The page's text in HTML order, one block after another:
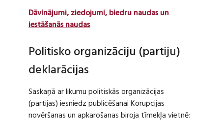
Dāvinājumi, ziedojumi, biedru naudas un
iestāšanās naudas
Politisko organizāciju (partiju)
deklarācijas
Saskaņā ar likumu politiskās organizācijas
(partijas) iesniedz publicēšanai Korupcijas
novēršanas un apkarošanas biroja tīmekļa vietnē: